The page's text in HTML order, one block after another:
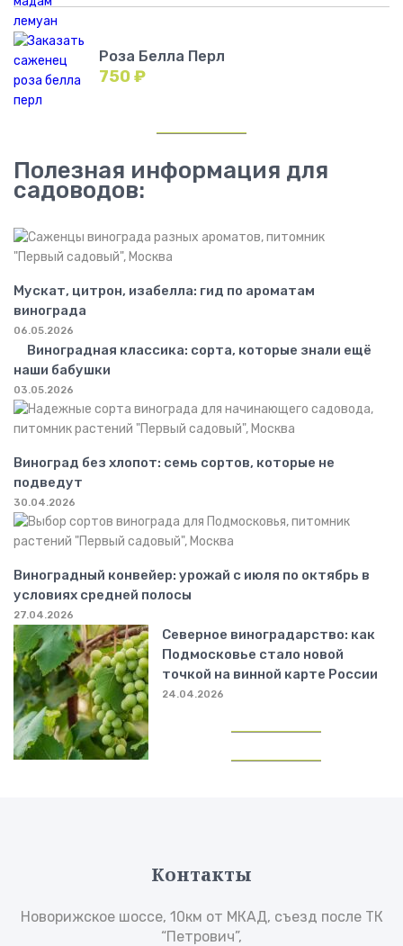
Роза Белла Перл
750₽
Полезная информация для
садоводов:
Мускат, цитрон, изабелла: гид по ароматам
винограда
06.05.2026
Виноградная классика: сорта, которые знали ещё
наши бабушки
03.05.2026
Виноград без хлопот: семь сортов, которые не
подведут
30.04.2026
Виноградный конвейер: урожай с июля по октябрь в
условиях средней полосы
27.04.2026
Северное виноградарство: как
Подмосковье стало новой
точкой на винной карте России
24.04.2026
Контакты
Новорижское шоссе, 10км от МКАД, съезд после ТК
“Петрович”,